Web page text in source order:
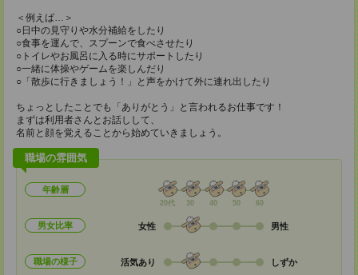
＜例えば…＞
○日中の見守りや水分補給をしたり
○食事を運んで、スプーンで食べさせたり
○トイレやお風呂に入る時にサポートしたり
○一緒に体操やゲームを楽しんだり
○「散歩に行きましょう！」と声をかけて外に連れ出したり
ちょっとしたことでも「ありがとう」と言われるお仕事です！
まずは利用者さんとお話しして、
名前と顔を覚えることから始めていきましょう。
職場の雰囲気
年齢層
20代 30 40 50 60
男女比率 女性 男性
職場の様子 活気あり しずか